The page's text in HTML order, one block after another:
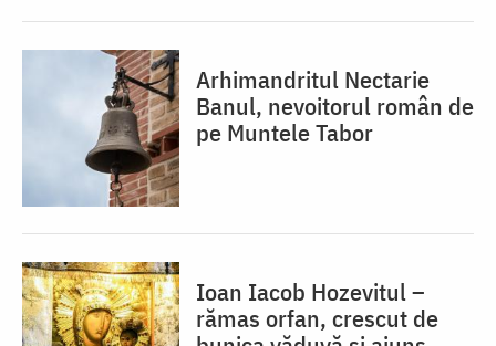
Arhimandritul Nectarie
Banul, nevoitorul român de
pe Muntele Tabor
Ioan Iacob Hozevitul –
rămas orfan, crescut de